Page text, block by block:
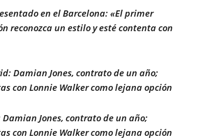
en el Barcelona: «El primer
reconozca un estilo y esté contenta con
Damian Jones, contrato de un año;
con Lonnie Walker como lejana opción
Jones, contrato de un año;
con Lonnie Walker como lejana opción